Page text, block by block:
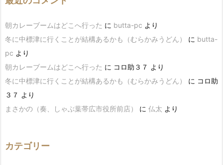
朝カレーブームはどこへ行った に butta-pc より
冬に中標津に行くことが結構あるかも（むらかみうどん）
に butta-
pc より
朝カレーブームはどこへ行った に コロ助３７ より
冬に中標津に行くことが結構あるかも（むらかみうどん）
に コロ助
３７ より
まさかの（奏、しゃぶ葉帯広市役所前店）
に 仏太 より
カテゴリー